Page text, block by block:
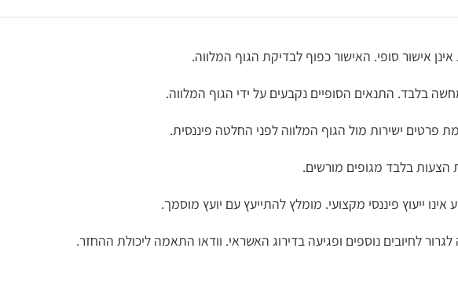
אישור סופי. האישור כפוף לבדיקת הגוף המלווה.
בלבד. התנאים הסופיים נקבעים על ידי הגוף המלווה.
פרטים ישירות מול הגוף המלווה לפני החלטה פיננסית.
בלבד מגופים מורשים.
אינו ייעוץ פיננסי מקצועי. מומלץ להתייעץ עם יועץ מוסמך.
לחיובים נוספים ופגיעה בדירוג האשראי. וודאו התאמה ליכולת ההחזר.